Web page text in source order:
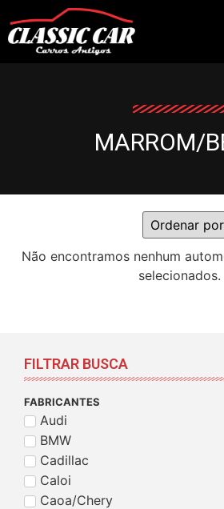
MARROM/
FILTRAR BUSCA
FABRICANTES
Audi
BMW
Cadillac
Caloi
Caoa/Chery
Não encontramos nenhum
selecionados.